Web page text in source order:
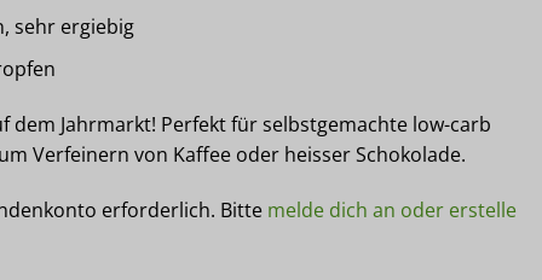
sehr ergiebig
dem Jahrmarkt! Perfekt für selbstgemachte low-carb
Verfeinern von Kaffee oder heisser Schokolade.
erforderlich. Bitte melde dich an oder erstelle